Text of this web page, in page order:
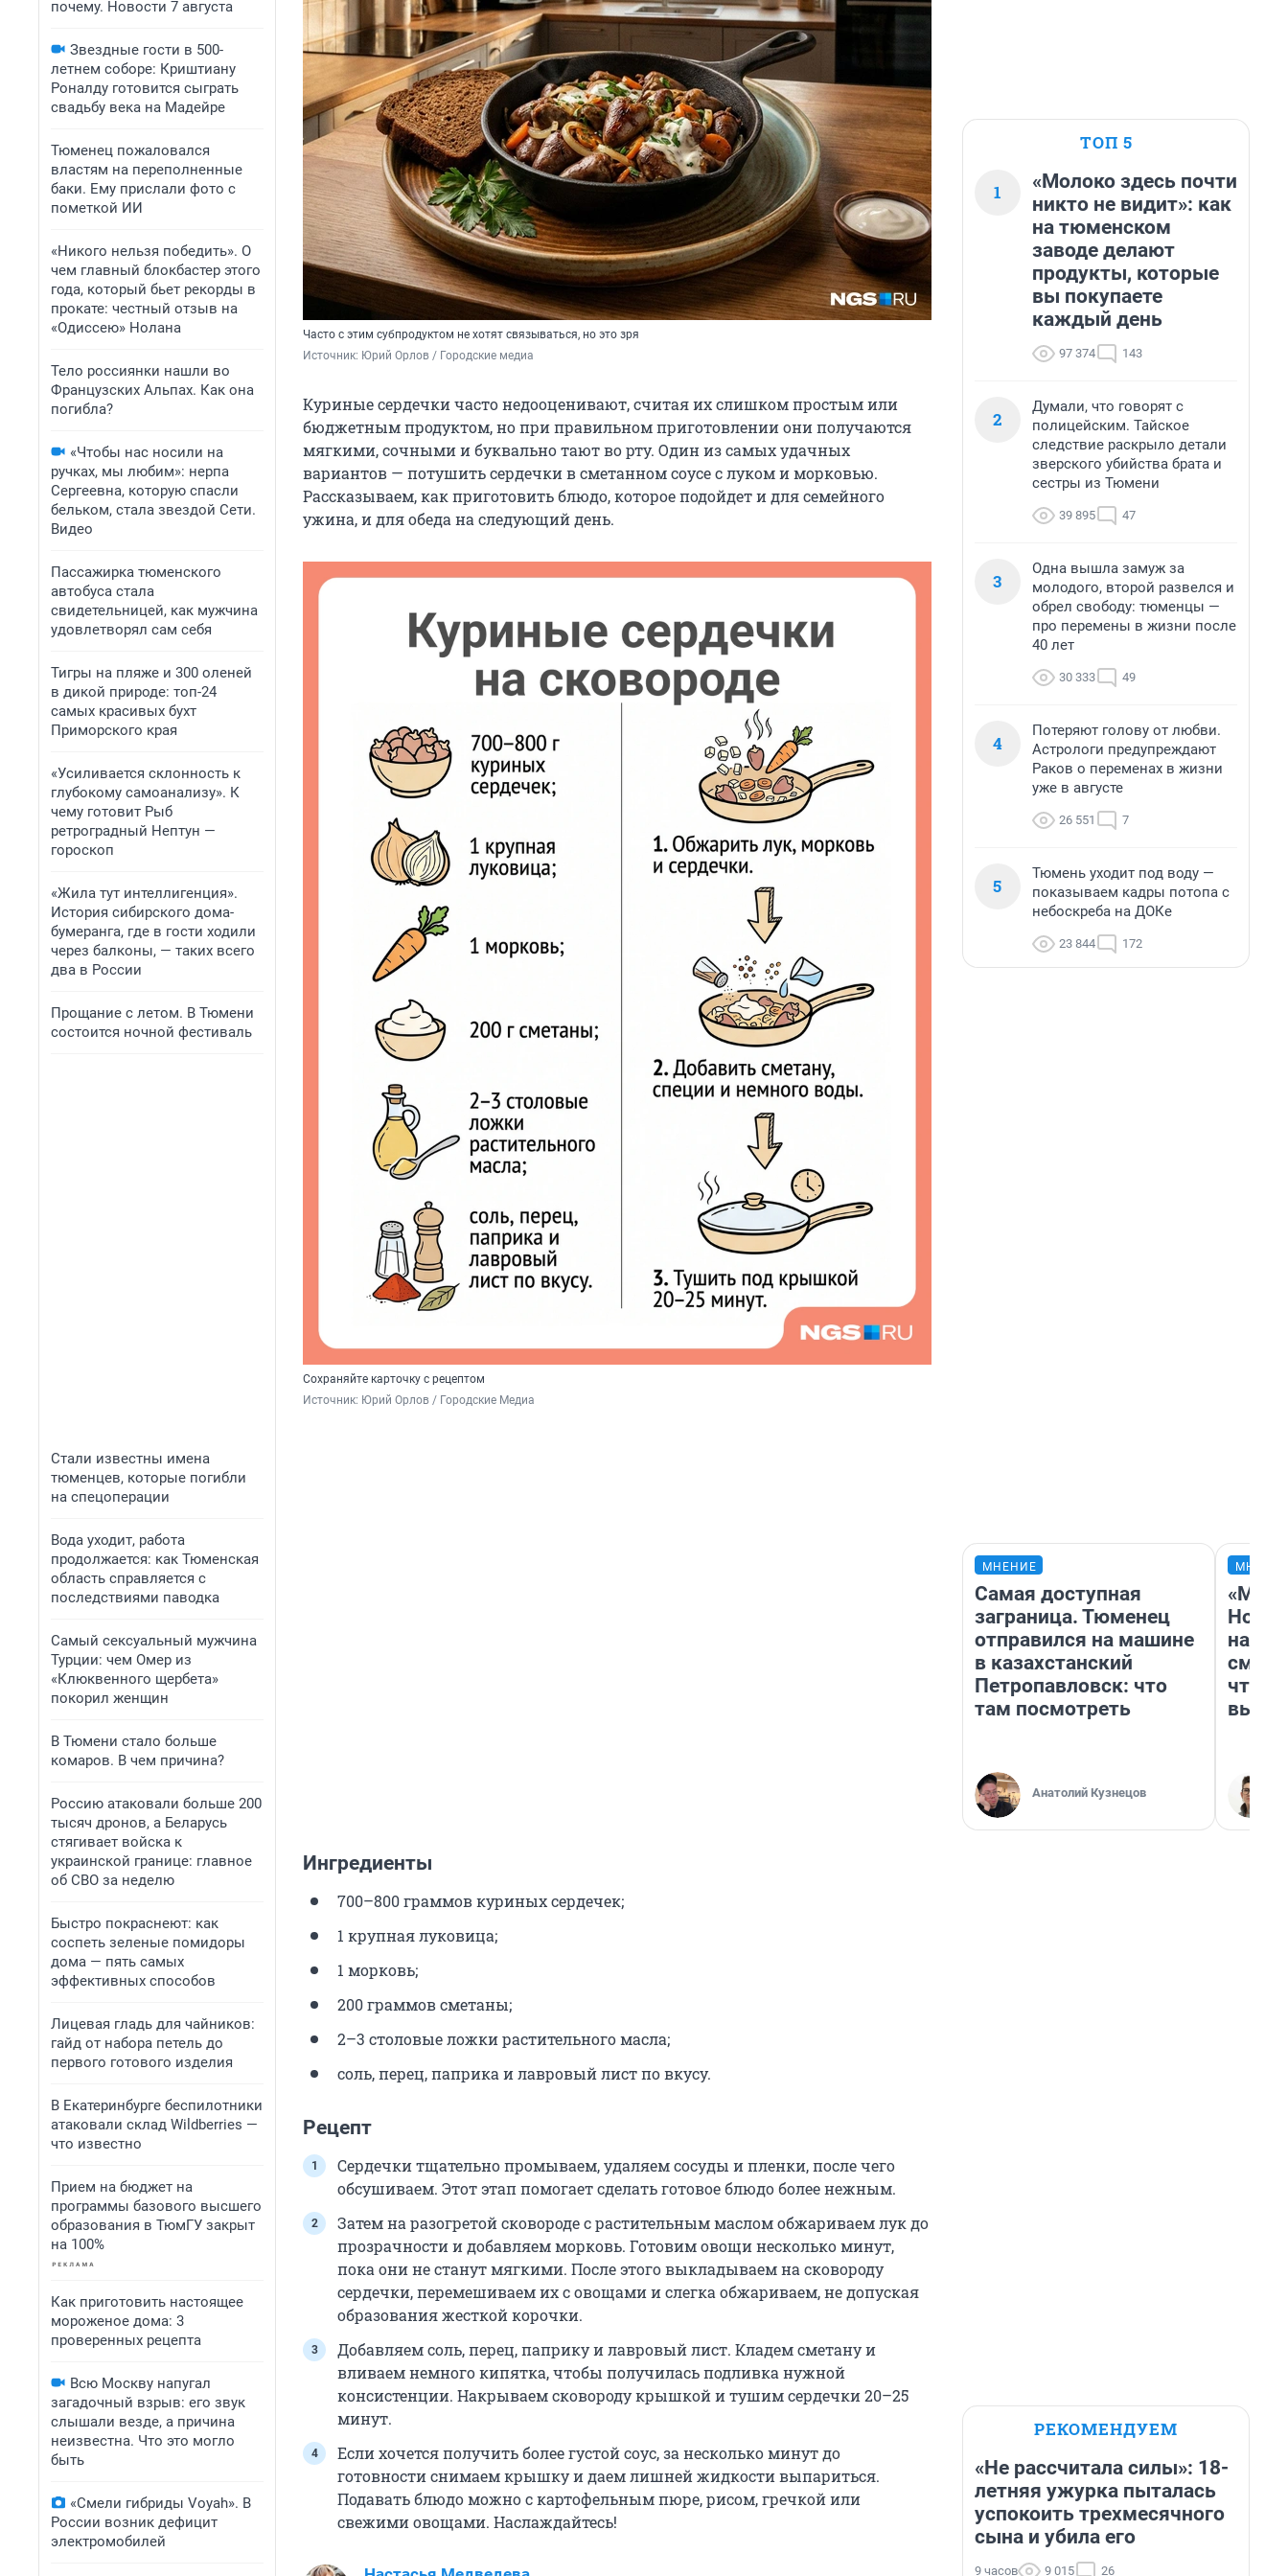
почему. Новости 7 августа
Звездные гости в 500-
летнем соборе: Криштиану
Роналду готовится сыграть
свадьбу века на Мадейре
Тюменец пожаловался
властям на переполненные
баки. Ему прислали фото с
пометкой ИИ
«Никого нельзя победить». О
чем главный блокбастер этого
года, который бьет рекорды в
прокате: честный отзыв на
«Одиссею» Нолана
Тело россиянки нашли во
Французских Альпах. Как она
погибла?
«Чтобы нас носили на
ручках, мы любим»: нерпа
Сергеевна, которую спасли
бельком, стала звездой Сети.
Видео
Пассажирка тюменского
автобуса стала
свидетельницей, как мужчина
удовлетворял сам себя
Тигры на пляже и 300 оленей
в дикой природе: топ-24
самых красивых бухт
Приморского края
«Усиливается склонность к
глубокому самоанализу». К
чему готовит Рыб
ретроградный Нептун —
гороскоп
«Жила тут интеллигенция».
История сибирского дома-
бумеранга, где в гости ходили
через балконы, — таких всего
два в России
Прощание с летом. В Тюмени
состоится ночной фестиваль
Стали известны имена
тюменцев, которые погибли
на спецоперации
Вода уходит, работа
продолжается: как Тюменская
область справляется с
последствиями паводка
Самый сексуальный мужчина
Турции: чем Омер из
«Клюквенного щербета»
покорил женщин
В Тюмени стало больше
комаров. В чем причина?
Россию атаковали больше 200
тысяч дронов, а Беларусь
стягивает войска к
украинской границе: главное
об СВО за неделю
Быстро покраснеют: как
соспеть зеленые помидоры
дома — пять самых
эффективных способов
Лицевая гладь для чайников:
гайд от набора петель до
первого готового изделия
В Екатеринбурге беспилотники
атаковали склад Wildberries —
что известно
Прием на бюджет на
программы базового высшего
образования в ТюмГУ закрыт
на 100%
Как приготовить настоящее
мороженое дома: 3
проверенных рецепта
Всю Москву напугал
загадочный взрыв: его звук
слышали везде, а причина
неизвестна. Что это могло
быть
«Смели гибриды Voyah». В
России возник дефицит
электромобилей
Часто с этим субпродуктом не хотят связываться, но это зря
Источник: Юрий Орлов / Городские медиа
Куриные сердечки часто недооценивают, считая их слишком простым или
бюджетным продуктом, но при правильном приготовлении они получаются
мягкими, сочными и буквально тают во рту. Один из самых удачных
вариантов — потушить сердечки в сметанном соусе с луком и морковью.
Рассказываем, как приготовить блюдо, которое подойдет и для семейного
ужина, и для обеда на следующий день.
Сохраняйте карточку с рецептом
Источник: Юрий Орлов / Городские Медиа
Ингредиенты
700–800 граммов куриных сердечек;
1 крупная луковица;
1 морковь;
200 граммов сметаны;
2–3 столовые ложки растительного масла;
соль, перец, паприка и лавровый лист по вкусу.
Рецепт
Сердечки тщательно промываем, удаляем сосуды и пленки, после чего
обсушиваем. Этот этап помогает сделать готовое блюдо более нежным.
Затем на разогретой сковороде с растительным маслом обжариваем лук до
прозрачности и добавляем морковь. Готовим овощи несколько минут,
пока они не станут мягкими. После этого выкладываем на сковороду
сердечки, перемешиваем их с овощами и слегка обжариваем, не допуская
образования жесткой корочки.
Добавляем соль, перец, паприку и лавровый лист. Кладем сметану и
вливаем немного кипятка, чтобы получилась подливка нужной
консистенции. Накрываем сковороду крышкой и тушим сердечки 20–25
минут.
Если хочется получить более густой соус, за несколько минут до
готовности снимаем крышку и даем лишней жидкости выпариться.
Подавать блюдо можно с картофельным пюре, рисом, гречкой или
свежими овощами. Наслаждайтесь!
ТОП 5
1
«Молоко здесь почти
никто не видит»: как
на тюменском
заводе делают
продукты, которые
вы покупаете
каждый день
97 374 143
2
Думали, что говорят с
полицейским. Тайское
следствие раскрыло детали
зверского убийства брата и
сестры из Тюмени
39 895 47
3
Одна вышла замуж за
молодого, второй развелся и
обрел свободу: тюменцы —
про перемены в жизни после
40 лет
30 333 49
4
Потеряют голову от любви.
Астрологи предупреждают
Раков о переменах в жизни
уже в августе
26 551 7
5
Тюмень уходит под воду —
показываем кадры потопа с
небоскреба на ДОКе
23 844 172
МНЕНИЕ
Самая доступная
заграница. Тюменец
отправился на машине
в казахстанский
Петропавловск: что
там посмотреть
Анатолий Кузнецов
«Мы
РЕКОМЕНДУЕМ
«Не рассчитала силы»: 18-
летняя ужурка пыталась
успокоить трехмесячного
сына и убила его
9 часов 9 015 26